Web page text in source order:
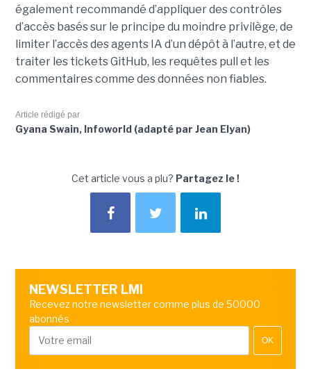
également recommandé d’appliquer des contrôles
d’accès basés sur le principe du moindre privilège, de
limiter l’accès des agents IA d’un dépôt à l’autre, et de
traiter les tickets GitHub, les requêtes pull et les
commentaires comme des données non fiables.
Article rédigé par
Gyana Swain, Infoworld (adapté par Jean Elyan)
Cet article vous a plu? Partagez le !
NEWSLETTER LMI
Recevez notre newsletter comme plus de 50000
abonnés
OK